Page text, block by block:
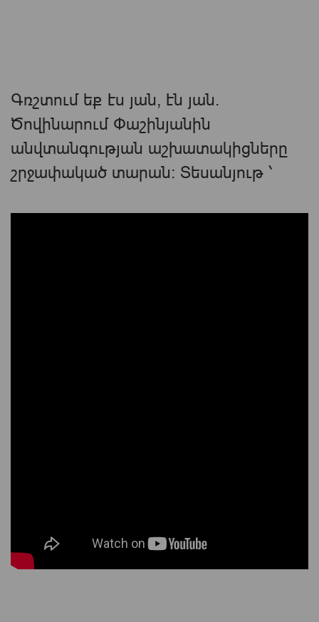
Գռշտում եք էս յան, էն յան.
Ծովինարում Փաշինյանին
անվտանգության աշխատակիցները
շրջափակած տարան: Տեսանյութ ՝